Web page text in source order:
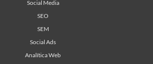
Social Media
SEO
SEM
Social Ads
Analítica Web